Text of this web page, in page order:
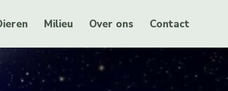
Milieu Over ons Contact